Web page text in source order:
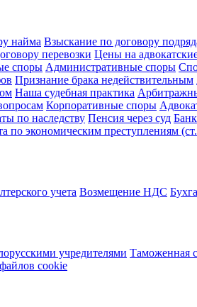
найма Взыскание по договору
перевозки Цены на
споры Административные споры
Признание брака недействительным
Наша судебная практика
Корпоративные споры
по наследству Пенсия через суд
по экономическим преступлениям
учета Возмещение НДС
учредителями Таможенная
cookie